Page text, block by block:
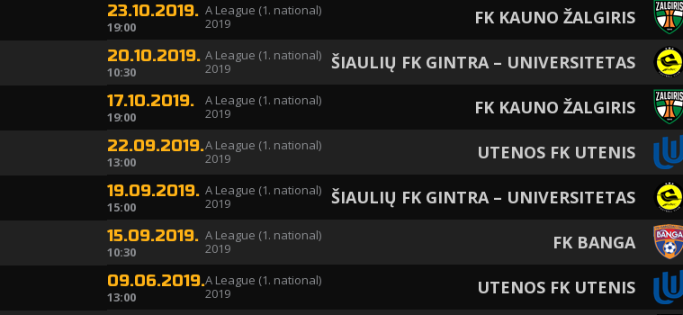
23.10.2019.
19:00
A League (1. national)
2019
FK KAUNO ŽALGIRIS
20.10.2019.
10:30
A League (1. national)
2019
ŠIAULIŲ FK GINTRA – UNIVERSITETAS
17.10.2019.
19:00
A League (1. national)
2019
FK KAUNO ŽALGIRIS
22.09.2019.
13:00
A League (1. national)
2019
UTENOS FK UTENIS
19.09.2019.
15:00
A League (1. national)
2019
ŠIAULIŲ FK GINTRA – UNIVERSITETAS
15.09.2019.
10:30
A League (1. national)
2019
FK BANGA
09.06.2019.
13:00
A League (1. national)
2019
UTENOS FK UTENIS